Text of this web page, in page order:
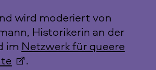
wird moderiert von
Historikerin an der
im Netzwerk für queere
.